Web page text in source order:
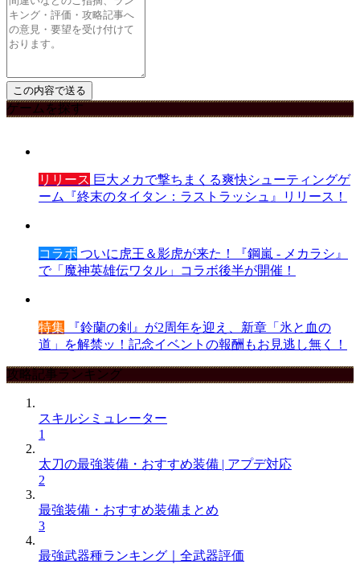
ゲームを探す
リリース 巨大メカで撃ちまくる爽快シューティングゲ
ーム『終末のタイタン：ラストラッシュ』リリース！
コラボ ついに虎王＆影虎が来た！『鋼嵐 - メカラシ』
で「魔神英雄伝ワタル」コラボ後半が開催！
特集 『鈴蘭の剣』が2周年を迎え、新章「氷と血の
道」を解禁ッ！記念イベントの報酬もお見逃し無く！
攻略記事ランキング
スキルシミュレーター
1
太刀の最強装備・おすすめ装備 | アプデ対応
2
最強装備・おすすめ装備まとめ
3
最強武器種ランキング｜全武器評価